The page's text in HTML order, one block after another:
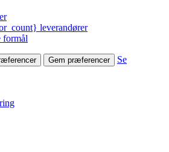
leverandører
formål
Gem præferencer
Se